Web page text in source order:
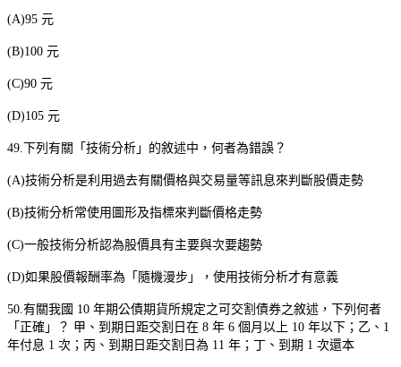
(A)95 元
(B)100 元
(C)90 元
(D)105 元
49. 下列有關「技術分析」的敘述中，何者為錯誤？
(A)技術分析是利用過去有關價格與交易量等訊息來判斷股價走勢
(B)技術分析常使用圖形及指標來判斷價格走勢
(C)一般技術分析認為股價具有主要與次要趨勢
(D)如果股價報酬率為「隨機漫步」，使用技術分析才有意義
50. 有關我國 10 年期公債期貨所規定之可交割債券之敘述，下列何者
「正確」？ 甲、到期日距交割日在 8 年 6 個月以上 10 年以下；乙、 1
年付息 1 次；丙、到期日距交割日為 11 年；丁、到期 1 次還本